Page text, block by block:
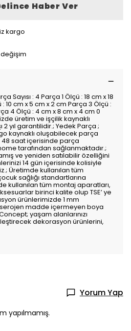
Haber Ver
kargo
Sayısı : 4 Parça 1 Ölçü : 18 cm x 18
10 cm x 5 cm x 2 cm Parça 3 Ölçü :
4 Ölçü : 4 cm x 8 cm x 4 cm 0
üretim ve işçilik kaynaklı
yıl garantilidir.; Yedek Parça ;
kaynaklı oluşabilecek parça
saat içerisinde parça
tarafından sağlanmaktadır.;
ve yeniden satılabilir özelliğini
14 gün içerisinde kolisiyle
Üretimde kullanılan tüm
sağlığı standartlarına
kullanılan tüm montaj aparatları,
birinci kalite olup TSE’ ye
ürünlerimizde 1 mm
madde içermeyen boya
yaşam alanlarınızı
dekorasyon ürünlerini,
Yorum Yap
yapılmamış.